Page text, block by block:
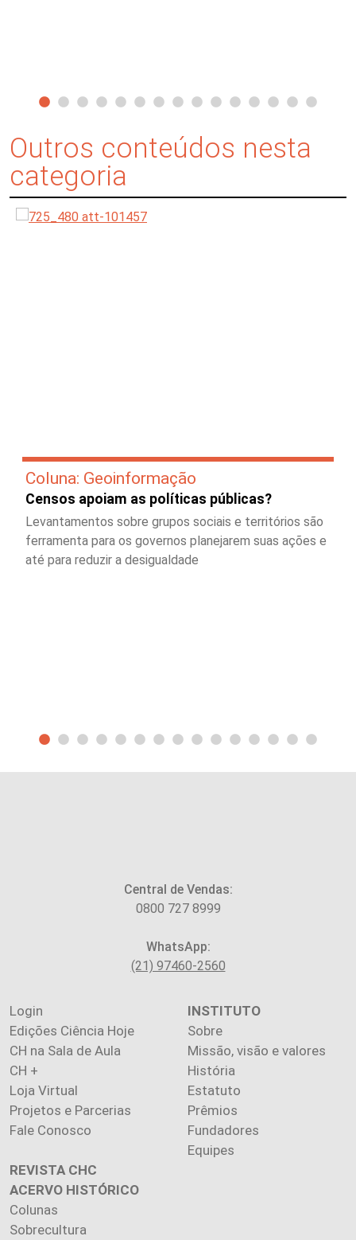
Outros conteúdos nesta
categoria
Coluna: Geoinformação
Censos apoiam as políticas públicas?
Levantamentos sobre grupos sociais e territórios são
ferramenta para os governos planejarem suas ações e
até para reduzir a desigualdade
Central de Vendas:
0800 727 8999
WhatsApp:
(21) 97460-2560
Login
Edições Ciência Hoje
CH na Sala de Aula
CH +
Loja Virtual
Projetos e Parcerias
Fale Conosco
INSTITUTO
Sobre
Missão, visão e valores
História
Estatuto
Prêmios
Fundadores
Equipes
REVISTA CHC
ACERVO HISTÓRICO
Colunas
Sobrecultura